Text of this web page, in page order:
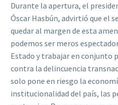
Durante la apertura, el
Óscar Hasbún, advirtió que el
quedar al margen de esta
podemos ser meros
Estado y trabajar en conjunto
contra la delincuencia
solo pone en riesgo la
institucionalidad del país, las